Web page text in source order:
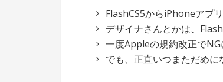
FlashCS5からiPhoneアプ
デザイナさんとかは、
一度Appleの規約改正でNG
でも、正直いつまただめに